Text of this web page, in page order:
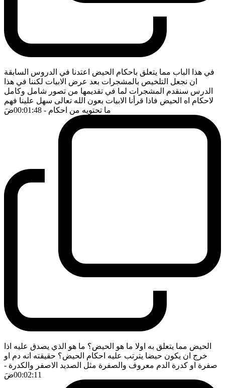
في هذا الباب مما يتعلق باحكام الحيض اعتدنا في الدروس السابقة
ان نجعل التلخيص بالمشجرات بعد عرض الابيات لكننا في هذا
الدرس سنقدم المشجرات لما في تقديمها من تصور شامل وكامل
لاحكام اه الحيض فاذا قرأنا الابيات بعون الله تعالى سهل علينا فهم
ما تحتويه من احكام - 00:01:48 ضَ
الحيض مما يتعلق به اولا ما هو الحيض؟ ما هو الذي يصدق عليه اذا
خرج ان يكون حيضا يترتب عليه احكام الحيض؟ حقيقته انه دم او
صفرة او كدرة الدم معروف والصفرة مثل الصديد الاصفر والكدرة -
00:02:11ضَ